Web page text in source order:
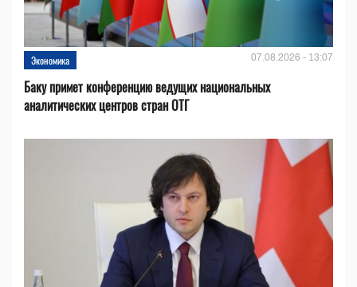
Экономика 07.08.2026 - 13:07
Баку примет конференцию ведущих национальных
аналитических центров стран ОТГ